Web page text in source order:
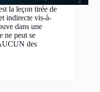
la leçon tirée de
indirecte vis-à-
dans une
ne peut se
des